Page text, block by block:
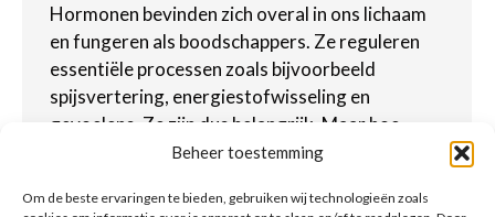
Beheer toestemming
Om de beste ervaringen te bieden, gebruiken wij technologieën zoals
Hormonen bevinden zich overal in ons lichaam
en fungeren als boodschappers. Ze reguleren
essentiële processen zoals bijvoorbeeld
spijsvertering, energiestofwisseling en
gevoelens. Ze zijn dus belangrijk. Maar hoe
houd je ze in balans?